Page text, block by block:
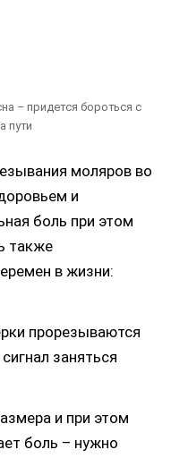
– придется бороться с
пути
моляров во
и
боль при этом
также
в жизни:
прорезываются
заняться
и при этом
боль – нужно